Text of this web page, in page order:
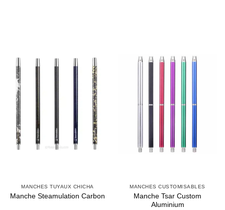
MANCHES TUYAUX CHICHA
Manche Steamulation Carbon
MANCHES CUSTOMISABLES
Manche Tsar Custom
Aluminium